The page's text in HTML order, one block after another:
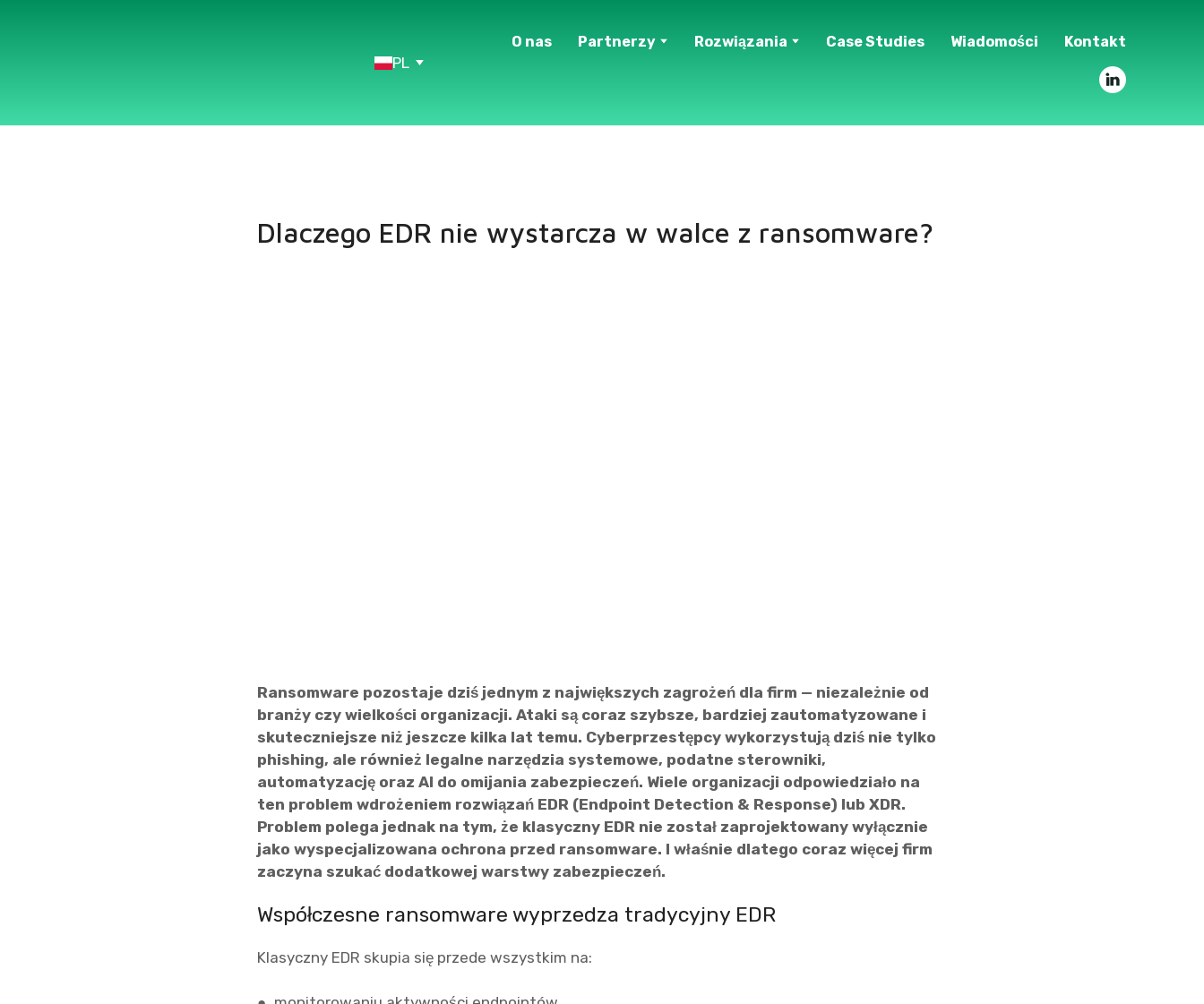
PL
O nas Partnerzy Rozwiązania Case Studies Wiadomości Kontakt
Dlaczego EDR nie wystarcza w walce z ransomware?
Ransomware pozostaje dziś jednym z największych zagrożeń dla firm — niezależnie od
branży czy wielkości organizacji. Ataki są coraz szybsze, bardziej zautomatyzowane i
skuteczniejsze niż jeszcze kilka lat temu. Cyberprzestępcy wykorzystują dziś nie tylko
phishing, ale również legalne narzędzia systemowe, podatne sterowniki,
automatyzację oraz AI do omijania zabezpieczeń. Wiele organizacji odpowiedziało na
ten problem wdrożeniem rozwiązań EDR (Endpoint Detection & Response) lub XDR.
Problem polega jednak na tym, że klasyczny EDR nie został zaprojektowany wyłącznie
jako wyspecjalizowana ochrona przed ransomware. I właśnie dlatego coraz więcej firm
zaczyna szukać dodatkowej warstwy zabezpieczeń.
Współczesne ransomware wyprzedza tradycyjny EDR
Klasyczny EDR skupia się przede wszystkim na: